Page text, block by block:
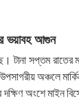
ভয়াবহ আগুন
সপ্তম রাতের
উপসাগরীয় অঞ্চলে
অংশে মাইন